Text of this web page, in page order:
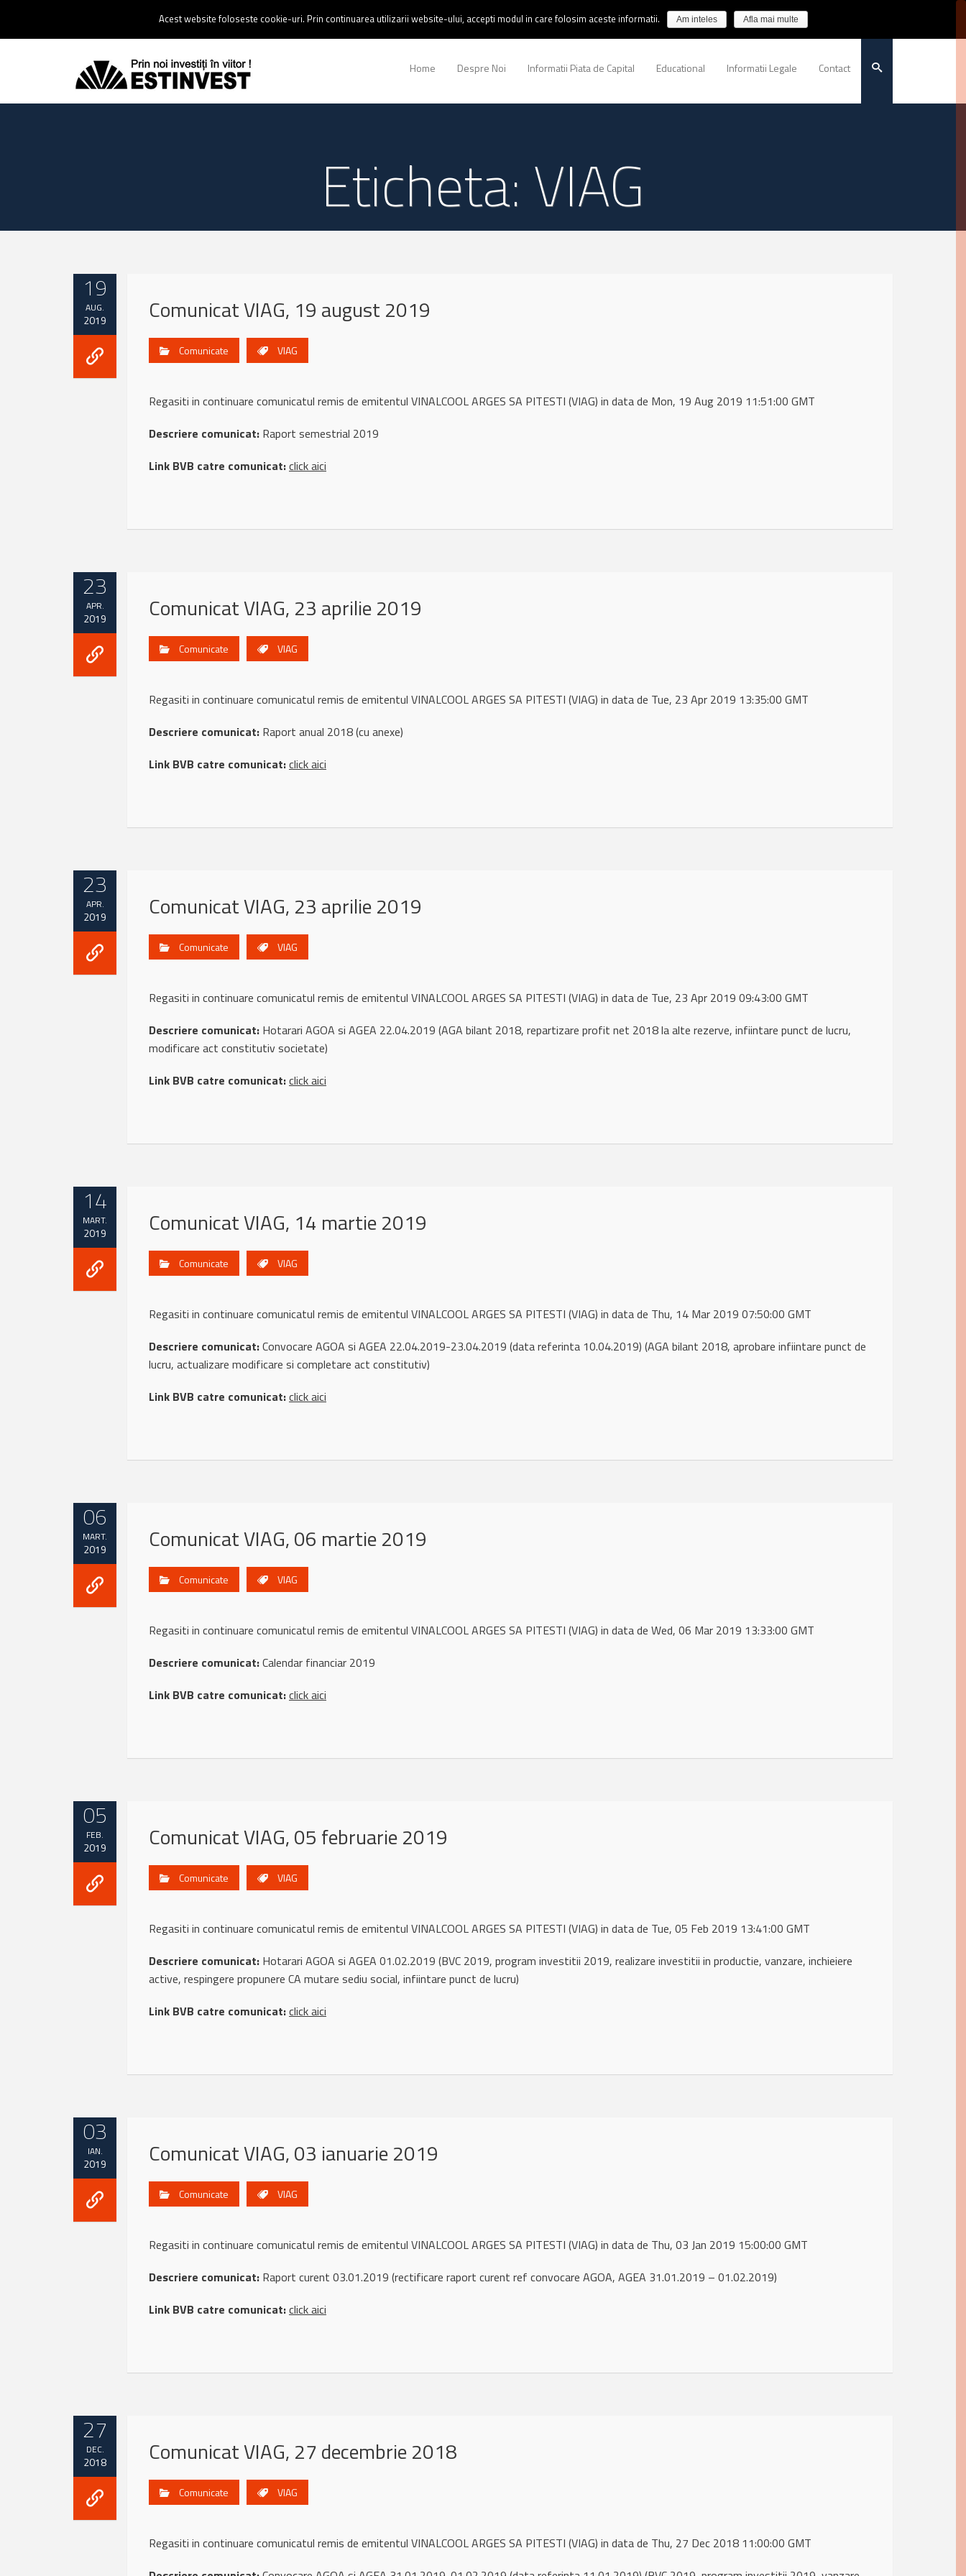
0237 238 900 |Email :contact@estinvest.ro
Home Despre Noi Informatii Piata de Capital Educational Informatii Legale Contact
Eticheta: VIAG
19
AUG.
2019 Comunicat VIAG, 19 august 2019
Comunicate VIAG
Regasiti in continuare comunicatul remis de emitentul VINALCOOL ARGES SA PITESTI (VIAG) in data de Mon, 19 Aug 2019 11:51:00 GMT
Descriere comunicat: Raport semestrial 2019
Link BVB catre comunicat:click aici
23
APR.
2019 Comunicat VIAG, 23 aprilie 2019
Comunicate VIAG
Regasiti in continuare comunicatul remis de emitentul VINALCOOL ARGES SA PITESTI (VIAG) in data de Tue, 23 Apr 2019 13:35:00 GMT
Descriere comunicat: Raport anual 2018 (cu anexe)
Link BVB catre comunicat:click aici
23
APR.
2019 Comunicat VIAG, 23 aprilie 2019
Comunicate VIAG
Regasiti in continuare comunicatul remis de emitentul VINALCOOL ARGES SA PITESTI (VIAG) in data de Tue, 23 Apr 2019 09:43:00 GMT
Descriere comunicat: Hotarari AGOA si AGEA 22.04.2019 (AGA bilant 2018, repartizare profit net 2018 la alte rezerve, infiintare punct de lucru,
modificare act constitutiv societate)
Link BVB catre comunicat:click aici
14
MART.
2019 Comunicat VIAG, 14 martie 2019
Comunicate VIAG
Regasiti in continuare comunicatul remis de emitentul VINALCOOL ARGES SA PITESTI (VIAG) in data de Thu, 14 Mar 2019 07:50:00 GMT
Descriere comunicat:Convocare AGOA si AGEA 22.04.2019-23.04.2019 (data referinta 10.04.2019) (AGA bilant 2018, aprobare infiintare punct de
lucru, actualizare modificare si completare act constitutiv)
Link BVB catre comunicat:click aici
06
MART.
2019 Comunicat VIAG, 06 martie 2019
Comunicate VIAG
Regasiti in continuare comunicatul remis de emitentul VINALCOOL ARGES SA PITESTI (VIAG) in data de Wed, 06 Mar 2019 13:33:00 GMT
Descriere comunicat:Calendar financiar 2019
Link BVB catre comunicat:click aici
05
FEB.
2019 Comunicat VIAG, 05 februarie 2019
Comunicate VIAG
Regasiti in continuare comunicatul remis de emitentul VINALCOOL ARGES SA PITESTI (VIAG) in data de Tue, 05 Feb 2019 13:41:00 GMT
Descriere comunicat: Hotarari AGOA si AGEA 01.02.2019 (BVC 2019, program investitii 2019, realizare investitii in productie, vanzare, inchieiere
active, respingere propunere CA mutare sediu social, infiintare punct de lucru)
Link BVB catre comunicat:click aici
03
IAN.
2019 Comunicat VIAG, 03 ianuarie 2019
Comunicate VIAG
Regasiti in continuare comunicatul remis de emitentul VINALCOOL ARGES SA PITESTI (VIAG) in data de Thu, 03 Jan 2019 15:00:00 GMT
Descriere comunicat: Raport curent 03.01.2019 (rectificare raport curent ref convocare AGOA, AGEA 31.01.2019 – 01.02.2019)
Link BVB catre comunicat:click aici
27
DEC.
2018 Comunicat VIAG, 27 decembrie 2018
Comunicate VIAG
Regasiti in continuare comunicatul remis de emitentul VINALCOOL ARGES SA PITESTI (VIAG) in data de Thu, 27 Dec 2018 11:00:00 GMT
Acest website foloseste cookie-uri. Prin continuarea utilizarii website-ului, accepti modul in care folosim aceste informatii. Am inteles Afla mai multe